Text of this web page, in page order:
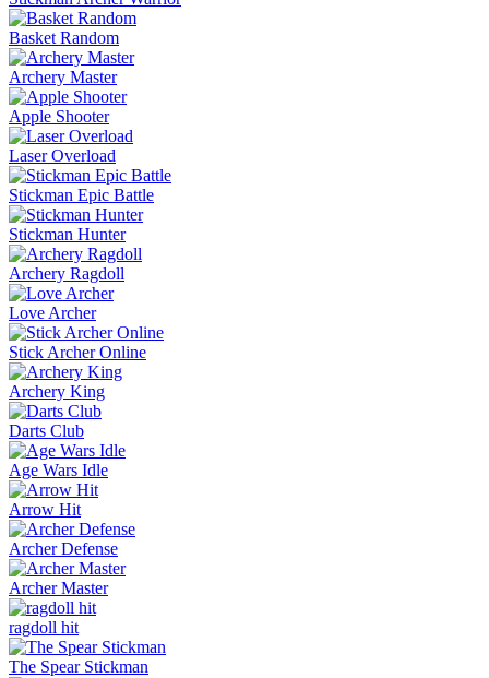
Basket Random
Archery Master
Apple Shooter
Laser Overload
Stickman Epic Battle
Stickman Hunter
Archery Ragdoll
Love Archer
Stick Archer Online
Archery King
Darts Club
Age Wars Idle
Arrow Hit
Archer Defense
Archer Master
ragdoll hit
The Spear Stickman